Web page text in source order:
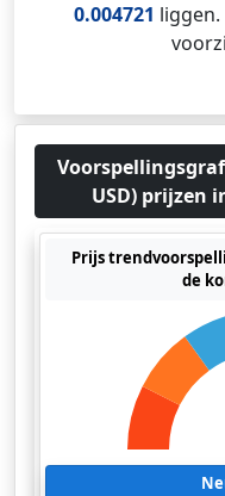
0.004721
USD) prijzen
Prijs
de